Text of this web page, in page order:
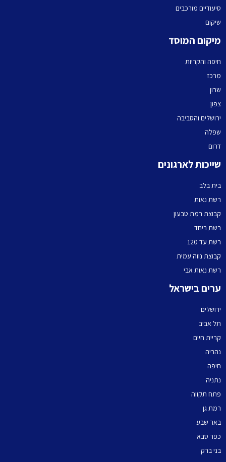
סיעודיים מורכבים
שיקום
מיקום המוסד
חיפה והקריות
מרכז
שרון
צפון
ירושלים והסביבה
שפלה
דרום
שייכות לארגונים
בית בלב
רשת נאות
קבוצת רמת טבעון
רשת ביחד
רשת עד 120
קבוצת נווה עמית
רשת נאות אבי
ערים בישראל
ירושלים
תל אביב
קריית חיים
נהריה
חיפה
נתניה
פתח תקווה
רמת גן
באר שבע
כפר סבא
בני ברק